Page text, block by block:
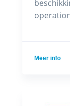
Meer info